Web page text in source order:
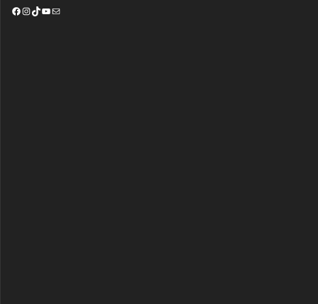
Facebook
Instagram
TikTok
YouTube
Mail